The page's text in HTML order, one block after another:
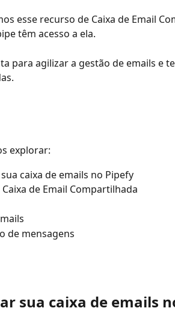
esse recurso de Caixa de Email
têm acesso a ela.
para agilizar a gestão de emails e
explorar:
caixa de emails no Pipefy
de Email Compartilhada
de mensagens
sua caixa de emails